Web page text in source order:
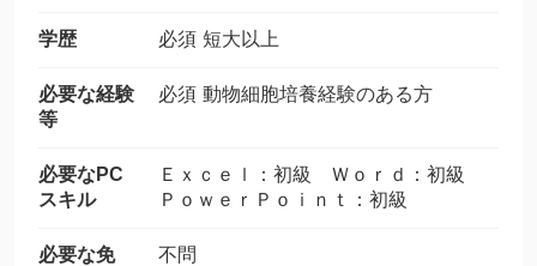
学歴 必須 短大以上
必要な経験
等
必須 動物細胞培養経験のある方
必要なPC
スキル
Ｅｘｃｅｌ：初級 Ｗｏｒｄ：初級
ＰｏｗｅｒＰｏｉｎｔ：初級
必要な免
不問